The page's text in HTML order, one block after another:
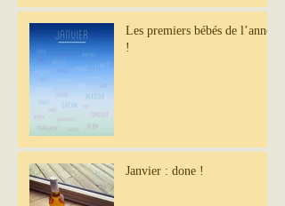
Les premiers bébés de l’année
!
Janvier : done !